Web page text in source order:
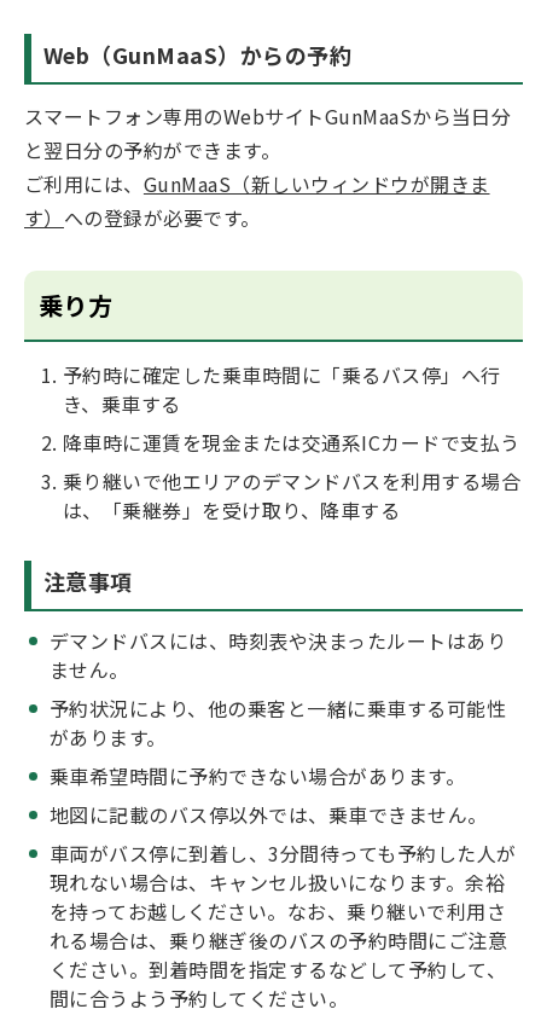
Web（GunMaaS）からの予約
スマートフォン専用のWebサイトGunMaaSから当日分
と翌日分の予約ができます。
ご利用には、 GunMaaS（新しいウィンドウが開きま
す） への登録が必要です。
乗り方
予約時に確定した乗車時間に「乗るバス停」へ行
き、乗車する
降車時に運賃を現金または交通系ICカードで支払う
乗り継いで他エリアのデマンドバスを利用する場合
は、「乗継券」を受け取り、降車する
注意事項
デマンドバスには、時刻表や決まったルートはあり
ません。
予約状況により、他の乗客と一緒に乗車する可能性
があります。
乗車希望時間に予約できない場合があります。
地図に記載のバス停以外では、乗車できません。
車両がバス停に到着し、3分間待っても予約した人が
現れない場合は、キャンセル扱いになります。余裕
を持ってお越しください。なお、乗り継いで利用さ
れる場合は、乗り継ぎ後のバスの予約時間にご注意
ください。到着時間を指定するなどして予約して、
間に合うよう予約してください。